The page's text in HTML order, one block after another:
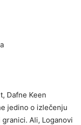
Dafne Keen
jedino o izlečenju
Ali, Loganovi